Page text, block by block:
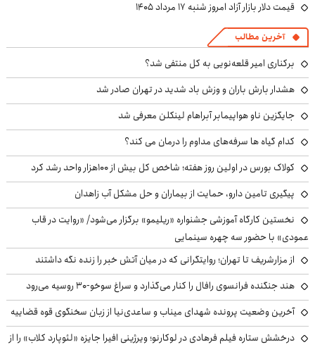
قیمت دلار بازار آزاد امروز شنبه ۱۷ مرداد ۱۴۰۵
آخرین مطالب
برکناری امیر قلعه‌نویی به کل منتفی شد؟
هشدار بارش باران و وزش باد شدید در تهران صادر شد
جایگزین ناو هواپیمابر آبراهام لینکلن معرفی شد
کدام گیاه ها سرفه‌های مداوم را درمان می کند؟
کولاک بورس در اولین روز هفته؛ شاخص کل بیش از ۱۰۰هزار واحد رشد کرد
پیگیری تامین دارو، حمایت از بیماران و حل مشکل آب زاهدان
نخستین کارگاه آموزشی جشنواره «ریلیمو» برگزار می‌شود/ «روایت در قاب
عمودی» با حضور سه چهره سینمایی
از مزارشریف تا تهران؛ روایتگرانی که در میان آتش خبر را زنده نگه داشتند
هند جنگنده فرانسوی رافال را کنار می‌گذارد و سراغ سوخو-30 روسیه می‌رود
آخرین وضعیت پرونده شهدای میناب و ساعدی‌نیا از زبان سخنگوی قوه قضاییه
درخشش ستاره فیلم فرهادی در لوکارنو؛ ویرژینی افیرا جایزه «لئوپارد کلاب» را از